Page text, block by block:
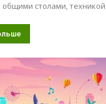
общими столами,